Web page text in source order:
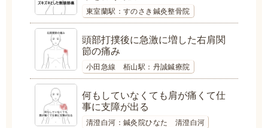
東室蘭駅：すのさき鍼灸整骨院
頭部打撲後に急激に増した右肩関
節の痛み
小田急線 栢山駅：丹誠鍼療院
何もしていなくても肩が痛くて仕
事に支障が出る
清澄白河：鍼灸院ひなた 清澄白河